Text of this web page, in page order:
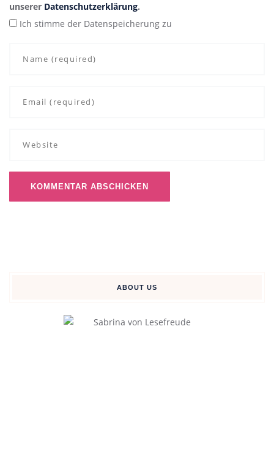
unserer Datenschutzerklärung.
Ich stimme der Datenspeicherung zu
ABOUT US